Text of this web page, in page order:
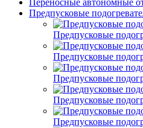
Переносные автономные
Предпусковые
Предпусковые
Предпусковые
Предпусковые
Предпусковые
Предпусковые